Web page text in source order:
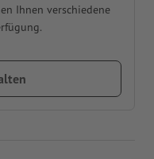
Ihnen verschiedene